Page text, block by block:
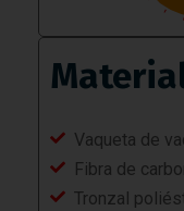
Vaqueta de
Fibra de
Tronzal